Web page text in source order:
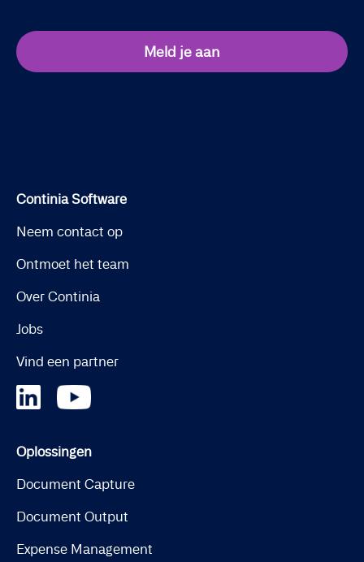
Meld je aan
Continia Software
Neem contact op
Ontmoet het team
Over Continia
Jobs
Vind een partner
Oplossingen
Document Capture
Document Output
Expense Management